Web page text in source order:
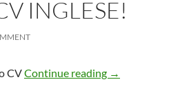
INGLESE!
CVContinue reading 4 spunti per
→